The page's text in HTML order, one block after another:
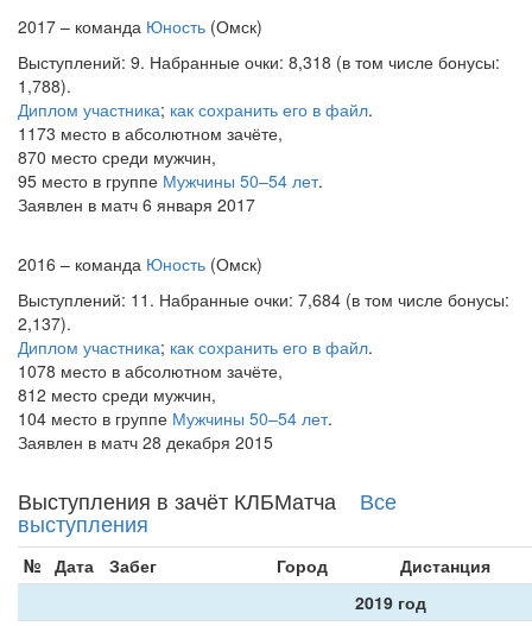
2017 – команда Юность (Омск)
Выступлений: 9. Набранные очки: 8,318 (в том числе бонусы:
1,788).
Диплом участника; как сохранить его в файл.
1173 место в абсолютном зачёте,
870 место среди мужчин,
95 место в группе Мужчины 50–54 лет.
Заявлен в матч 6 января 2017
2016 – команда Юность (Омск)
Выступлений: 11. Набранные очки: 7,684 (в том числе бонусы:
2,137).
Диплом участника; как сохранить его в файл.
1078 место в абсолютном зачёте,
812 место среди мужчин,
104 место в группе Мужчины 50–54 лет.
Заявлен в матч 28 декабря 2015
Выступления в зачёт КЛБМатча Все
выступления
№ Дата Забег Город
Дистанция
2019 год